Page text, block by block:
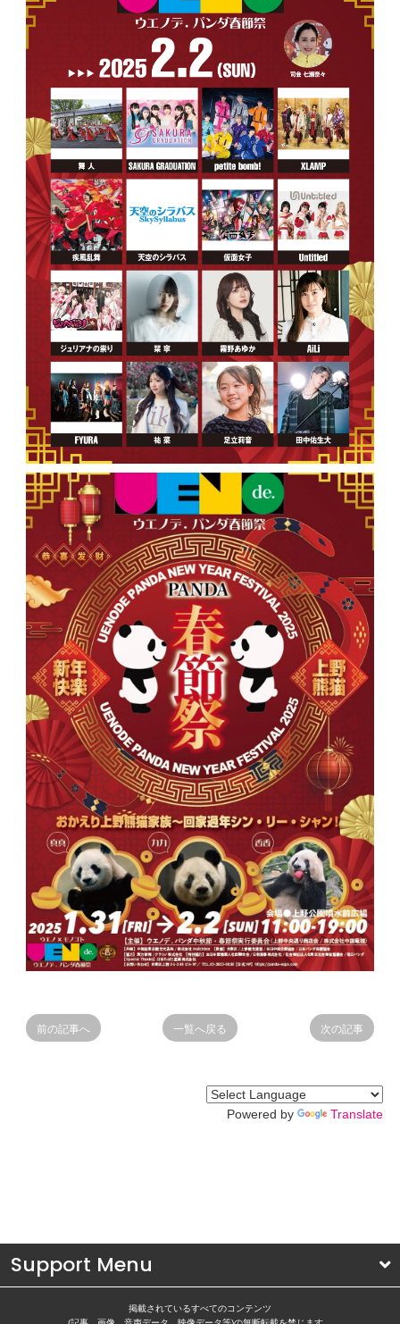
次の記事
一覧へ戻る
前の記事へ
Powered by Translate
Support Menu
掲載されているすべてのコンテンツ